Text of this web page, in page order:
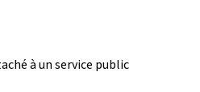
à un service public